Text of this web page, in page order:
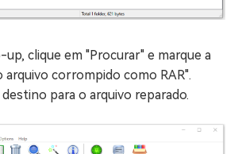
up, clique em "Procurar" e marque a
arquivo corrompido como RAR".
para o arquivo reparado.